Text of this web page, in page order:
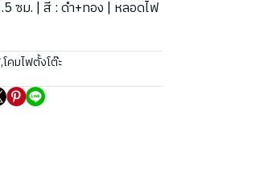
ซม. | สี : ดำ+ทอง | หลอดไฟ
,โคมไฟตั้งโต๊ะ